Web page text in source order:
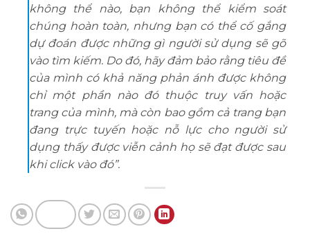
không thể nào, bạn không thể kiểm soát
chúng hoàn toàn, nhưng bạn có thể cố gắng
dự đoán được những gì người sử dụng sẽ gõ
vào tìm kiếm. Do đó, hãy đảm bảo rằng tiêu đề
của mình có khả năng phản ánh được không
chỉ một phần nào đó thuộc truy vấn hoặc
trang của mình, mà còn bao gồm cả trang bạn
đang trực tuyến hoặc nỗ lực cho người sử
dụng thấy được viễn cảnh họ sẽ đạt được sau
khi click vào đó”.